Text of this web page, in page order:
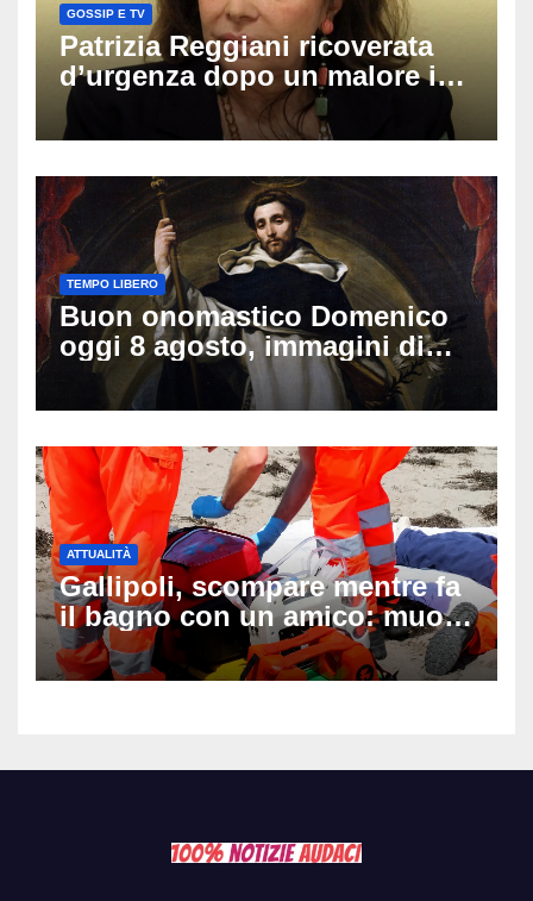
GOSSIP E TV
Patrizia Reggiani ricoverata
d’urgenza dopo un malore in
vacanza: come sta oggi l’ex
Lady Gucci
TEMPO LIBERO
Buon onomastico Domenico
oggi 8 agosto, immagini di
auguri da condividere
ATTUALITÀ
Gallipoli, scompare mentre fa
il bagno con un amico: muore
a 19 anni dopo 45 minuti di
disperati tentativi di